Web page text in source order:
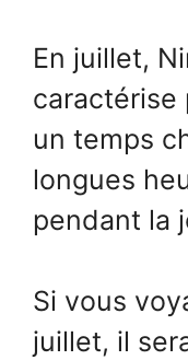
En juillet,
caractérise
un temps
longues
pendant la
Si vous
juillet, il